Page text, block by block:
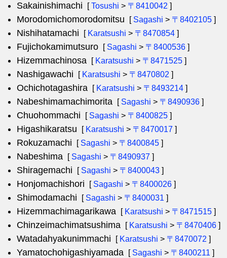
Sakainishimachi [Tosushi > 〒8410042 ]
Morodomichomorodomitsu [ Sagashi > 〒8402105 ]
Nishihatamachi [ Karatsushi > 〒8470854 ]
Fujichokamimutsuro [ Sagashi > 〒8400536 ]
Hizemmachinosa [ Karatsushi > 〒8471525 ]
Nashigawachi [ Karatsushi > 〒8470802 ]
Ochichotagashira [ Karatsushi > 〒8493214 ]
Nabeshimamachimorita [ Sagashi > 〒8490936 ]
Chuohommachi [ Sagashi > 〒8400825 ]
Higashikaratsu [ Karatsushi > 〒8470017 ]
Rokuzamachi [ Sagashi > 〒8400845 ]
Nabeshima [ Sagashi > 〒8490937 ]
Shiragemachi [ Sagashi > 〒8400043 ]
Honjomachishori [ Sagashi > 〒8400026 ]
Shimodamachi [ Sagashi > 〒8400031 ]
Hizemmachimagarikawa [ Karatsushi > 〒8471515 ]
Chinzeimachimatsushima [ Karatsushi > 〒8470406 ]
Watadahyakunimmachi [ Karatsushi > 〒8470072 ]
Yamatochohigashiyamada [ Sagashi > 〒8400211 ]